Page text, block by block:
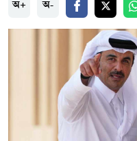
অ+ অ-